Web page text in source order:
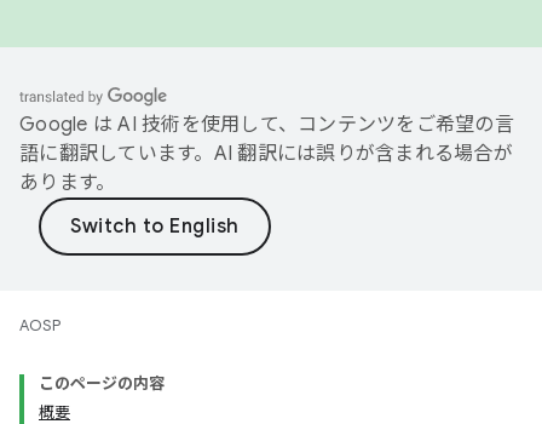
Google は AI 技術を使用して、コンテンツをご希望の言
語に翻訳しています。AI 翻訳には誤りが含まれる場合が
あります。
AOSP
このページの内容
概要